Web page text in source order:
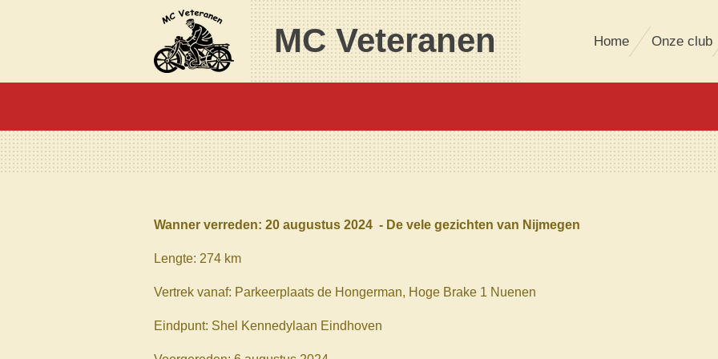
de
MC Veteranen Home Onze club
Wanner verreden: 20 augustus 2024 - De vele gezichten van Nijmegen
Lengte: 274 km
Vertrek vanaf: Parkeerplaats de Hongerman, Hoge Brake 1 Nuenen
Eindpunt: Shel Kennedylaan Eindhoven